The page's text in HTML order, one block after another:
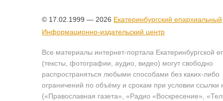
© 17.02.1999 — 2026 Екатеринбургский епархиальный
Информационно-издательский центр
Все материалы интернет-портала Екатеринбургской
(тексты, фотографии, аудио, видео) могут свободно
распространяться любыми способами без каких-либо
ограничений по объёму и срокам при условии ссылки
(«Православная газета», «Радио «Воскресение»,